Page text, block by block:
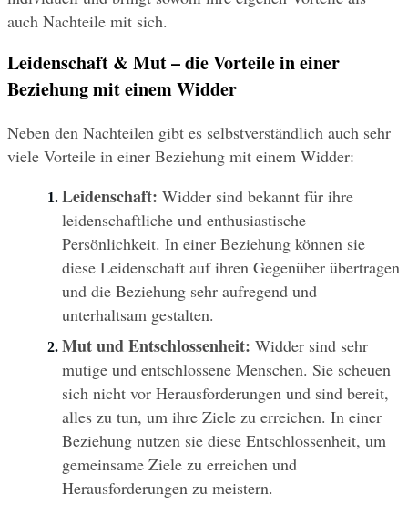
auch Nachteile mit sich.
Leidenschaft & Mut – die Vorteile in einer
Beziehung mit einem Widder
Neben den Nachteilen gibt es selbstverständlich auch sehr
viele Vorteile in einer Beziehung mit einem Widder:
Leidenschaft: Widder sind bekannt für ihre
leidenschaftliche und enthusiastische
Persönlichkeit. In einer Beziehung können sie
diese Leidenschaft auf ihren Gegenüber übertragen
und die Beziehung sehr aufregend und
unterhaltsam gestalten.
Mut und Entschlossenheit: Widder sind sehr
mutige und entschlossene Menschen. Sie scheuen
sich nicht vor Herausforderungen und sind bereit,
alles zu tun, um ihre Ziele zu erreichen. In einer
Beziehung nutzen sie diese Entschlossenheit, um
gemeinsame Ziele zu erreichen und
Herausforderungen zu meistern.